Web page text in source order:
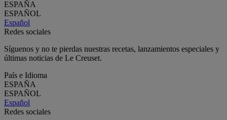
ESPAÑA
ESPAÑOL
Español
Redes sociales
Síguenos y no te pierdas nuestras recetas, lanzamientos especiales y
últimas noticias de Le Creuset.
País e Idioma
ESPAÑA
ESPAÑOL
Español
Redes sociales